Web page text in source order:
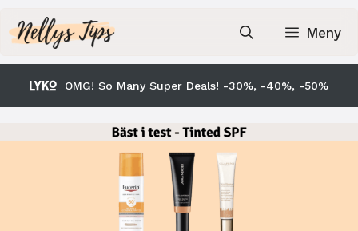
till
innehåll
Meny
OMG! So Many Super Deals! -30%, -40%, -50%